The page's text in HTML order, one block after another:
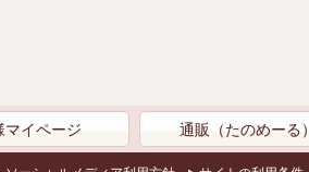
マイページ 通販（たのめーる）